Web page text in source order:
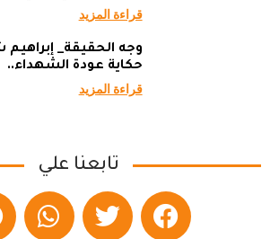
قراءة المزيد
وجه الحقيقة_
حكاية عودة الشهداء..
قراءة المزيد
تابعنا علي